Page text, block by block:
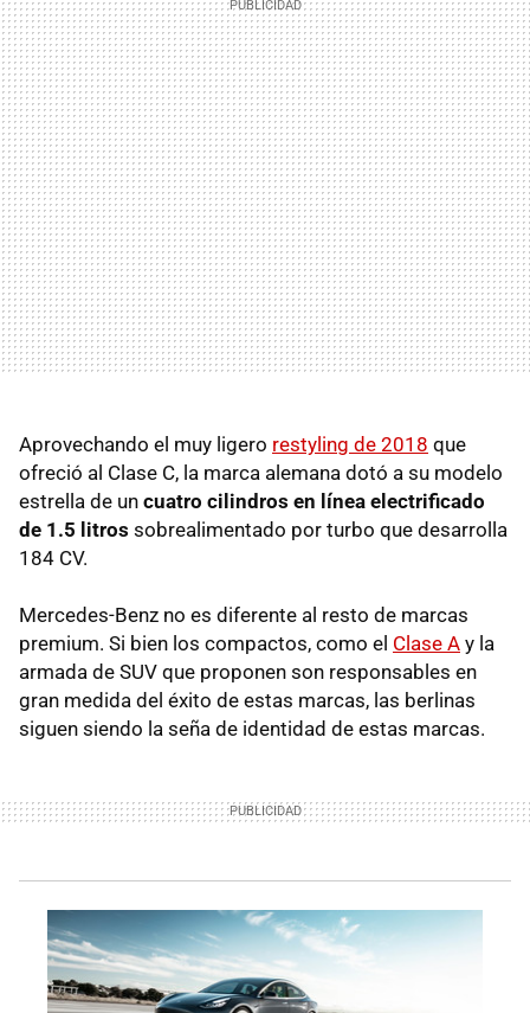
Aprovechando el muy ligero restyling de 2018 que
ofreció al Clase C, la marca alemana dotó a su modelo
estrella de un cuatro cilindros en línea electrificado
de 1.5 litros sobrealimentado por turbo que desarrolla
184 CV.
Mercedes-Benz no es diferente al resto de marcas
premium. Si bien los compactos, como el Clase A y la
armada de SUV que proponen son responsables en
gran medida del éxito de estas marcas, las berlinas
siguen siendo la seña de identidad de estas marcas.